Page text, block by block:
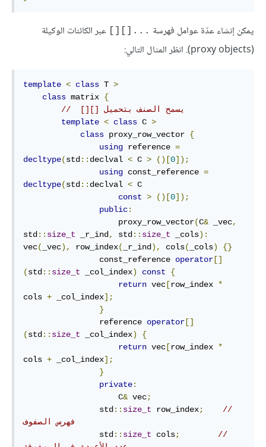
يمكن إنشاء عدّة عوامل فهرسة [][]...
عبر الكائنات الوكيلة
(proxy objects). انظر المثال التالي:
template < class T >
class matrix {
template < class C >
class proxy_row_vector {
using reference =
decltype(std:: declval < C > ()[0]);
using const_reference =
decltype(std:: declval < C
const > ()[0]);
public:
                    proxy_row_vector
(C& _vec,
std:: size_t _r_ind, std:: size_t _cols):
vec( _vec), row_index( _r_ind), cols( _cols)
{}
                const_reference
operator []
(std:: size_t _col_index) const
{
return vec [row_index *
cols + _col_index];
}
                reference
operator []
(std:: size_t _col_index)
{
return vec [row_index *
cols + _col_index];
}
private:
                    C
& vec;
                std
:: size_t row_index;
//
فهرس الصفوف
                std
:: size_t cols;
//